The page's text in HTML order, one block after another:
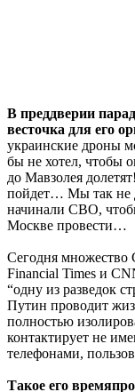
В преддверии
весточка для его
украинские дроны
бы не хотел, чтобы
до Мавзолея
пойдет… Мы так не
начинали СВО,
Москве провести…
Сегодня
Financial Times и
“одну из разведок
Путин проводит
полностью
контактирует не
телефонами,
Такое его